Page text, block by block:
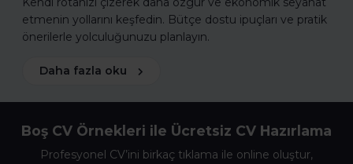
etmenin yollarını keşfedin. Bütçe dostu ipuçları ve pratik
önerilerle yolculuğunuzu planlayın.
Daha fazla oku
Boş CV Örnekleri ile Ücretsiz CV Hazırlama
Profesyonel CV’ini birkaç tıklama ile online oluştur,